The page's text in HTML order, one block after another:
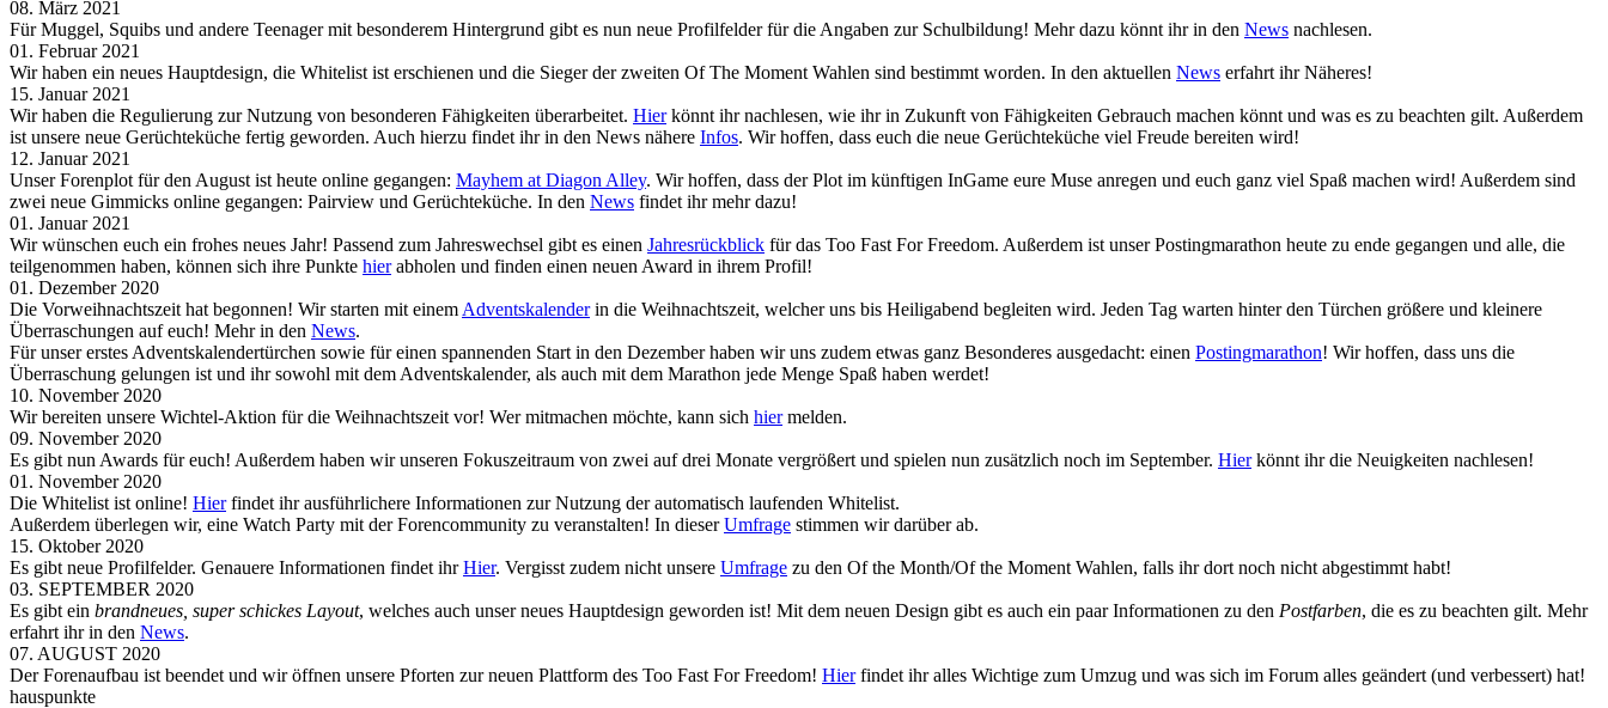
08. März 2021
Für Muggel, Squibs und andere Teenager mit besonderem Hintergrund gibt es nun neue Profilfelder für die Angaben zur Schulbildung! Mehr dazu könnt ihr in den News nachlesen.
01. Februar 2021
Wir haben ein neues Hauptdesign, die Whitelist ist erschienen und die Sieger der zweiten Of The Moment Wahlen sind bestimmt worden. In den aktuellen News erfahrt ihr Näheres!
15. Januar 2021
Wir haben die Regulierung zur Nutzung von besonderen Fähigkeiten überarbeitet. Hierkönnt ihr nachlesen, wie ihr in Zukunft von Fähigkeiten Gebrauch machen könnt und was es zu beachten gilt. Außerdem
ist unsere neue Gerüchteküche fertig geworden. Auch hierzu findet ihr in den News nähere Infos. Wir hoffen, dass euch die neue Gerüchteküche viel Freude bereiten wird!
12. Januar 2021
Unser Forenplot für den August ist heute online gegangen: Mayhem at Diagon Alley. Wir hoffen, dass der Plot im künftigen InGame eure Muse anregen und euch ganz viel Spaß machen wird! Außerdem sind
zwei neue Gimmicks online gegangen: Pairview und Gerüchteküche. In den News findet ihr mehr dazu!
01. Januar 2021
Wir wünschen euch ein frohes neues Jahr! Passend zum Jahreswechsel gibt es einen Jahresrückblick für das Too Fast For Freedom. Außerdem ist unser Postingmarathon heute zu ende gegangen und alle, die
teilgenommen haben, können sich ihre Punkte hierabholen und finden einen neuen Award in ihrem Profil!
01. Dezember 2020
Die Vorweihnachtszeit hat begonnen! Wir starten mit einem Adventskalenderin die Weihnachtszeit, welcher uns bis Heiligabend begleiten wird. Jeden Tag warten hinter den Türchen größere und kleinere
Überraschungen auf euch! Mehr in den News.
Für unser erstes Adventskalendertürchen sowie für einen spannenden Start in den Dezember haben wir uns zudem etwas ganz Besonderes ausgedacht: einen Postingmarathon! Wir hoffen, dass uns die
Überraschung gelungen ist und ihr sowohl mit dem Adventskalender, als auch mit dem Marathon jede Menge Spaß haben werdet!
10. November 2020
Wir bereiten unsere Wichtel-Aktion für die Weihnachtszeit vor! Wer mitmachen möchte, kann sich hiermelden.
09. November 2020
Es gibt nun Awards für euch! Außerdem haben wir unseren Fokuszeitraum von zwei auf drei Monate vergrößert und spielen nun zusätzlich noch im September. Hierkönnt ihr die Neuigkeiten nachlesen!
01. November 2020
Die Whitelist ist online! Hierfindet ihr ausführlichere Informationen zur Nutzung der automatisch laufenden Whitelist.
Außerdem überlegen wir, eine Watch Party mit der Forencommunity zu veranstalten! In dieserUmfrage stimmen wir darüber ab.
15. Oktober 2020
Es gibt neue Profilfelder. Genauere Informationen findet ihrHier. Vergisst zudem nicht unsere Umfrage zu den Of the Month/Of the Moment Wahlen, falls ihr dort noch nicht abgestimmt habt!
03. SEPTEMBER 2020
Es gibt ein brandneues, super schickes Layout, welches auch unser neues Hauptdesign geworden ist! Mit dem neuen Design gibt es auch ein paar Informationen zu den Postfarben, die es zu beachten gilt. Mehr
erfahrt ihr in den News.
07. AUGUST 2020
Der Forenaufbau ist beendet und wir öffnen unsere Pforten zur neuen Plattform des Too Fast For Freedom! Hierfindet ihr alles Wichtige zum Umzug und was sich im Forum alles geändert (und verbessert) hat!
hauspunkte